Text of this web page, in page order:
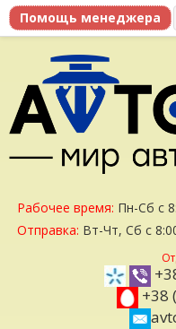
Рабочее время: Пн-Сб с
Отправка: Вт-Чт, Сб с
+38